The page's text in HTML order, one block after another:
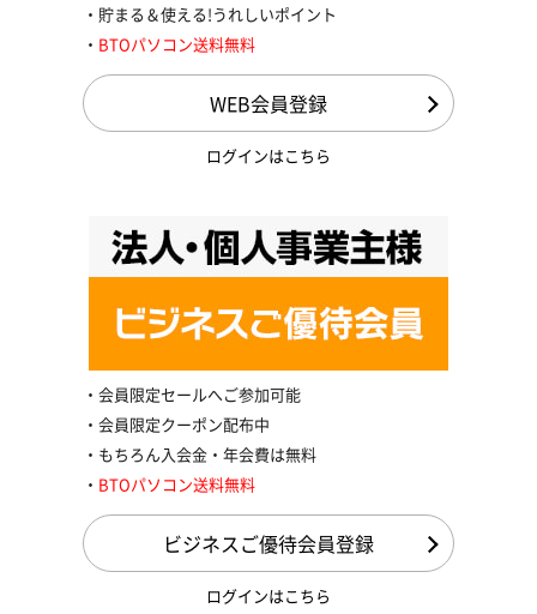
貯まる＆使える!うれしいポイント
BTOパソコン送料無料
WEB会員登録
ログインはこちら
会員限定セールへご参加可能
会員限定クーポン配布中
もちろん入会金・年会費は無料
BTOパソコン送料無料
ビジネスご優待会員登録
ログインはこちら